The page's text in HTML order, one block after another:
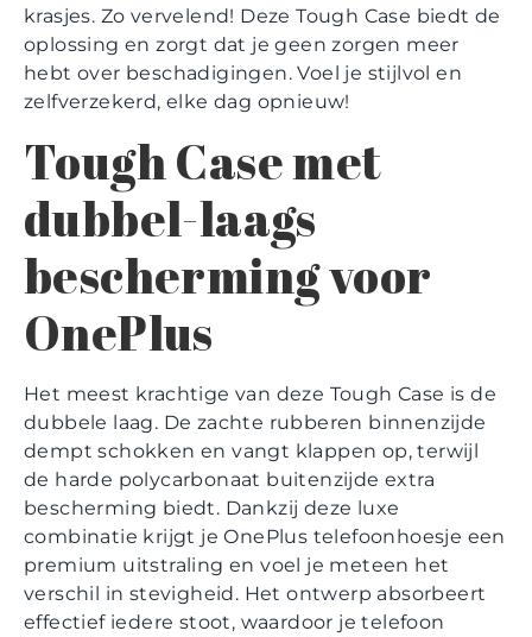
krasjes. Zo vervelend! Deze Tough Case biedt de
oplossing en zorgt dat je geen zorgen meer
hebt over beschadigingen. Voel je stijlvol en
zelfverzekerd, elke dag opnieuw!
Tough Case met
dubbel-laags
bescherming voor
OnePlus
Het meest krachtige van deze Tough Case is de
dubbele laag. De zachte rubberen binnenzijde
dempt schokken en vangt klappen op, terwijl
de harde polycarbonaat buitenzijde extra
bescherming biedt. Dankzij deze luxe
combinatie krijgt je OnePlus telefoonhoesje een
premium uitstraling en voel je meteen het
verschil in stevigheid. Het ontwerp absorbeert
effectief iedere stoot, waardoor je telefoon